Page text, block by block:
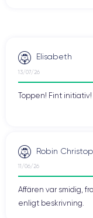
Elisabeth
13/07/26
Toppen! Fint initiativ!
Robin
11/06/26
Affären var smidig,
enligt beskrivning.